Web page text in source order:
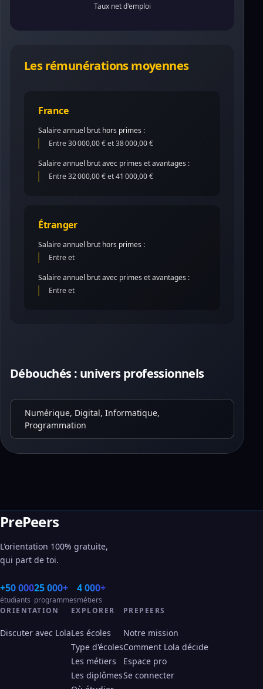
Taux net d'emploi
Les rémunérations moyennes
France
Salaire annuel brut hors primes :
Entre 30 000,00 € et 38 000,00 €
Salaire annuel brut avec primes et avantages :
Entre 32 000,00 € et 41 000,00 €
Étranger
Salaire annuel brut hors primes :
Entre et
Salaire annuel brut avec primes et avantages :
Entre et
Débouchés : univers professionnels
Numérique, Digital, Informatique,
Programmation
PrePeers
L'orientation 100% gratuite,
qui part de toi.
+50 000
étudiants
25 000+
programmes
4 000+
métiers
ORIENTATION
Discuter avec Lola
EXPLORER
Les écoles
Type d'écoles
Les métiers
Les diplômes
PREPEERS
Notre mission
Comment Lola décide
Espace pro
Se connecter